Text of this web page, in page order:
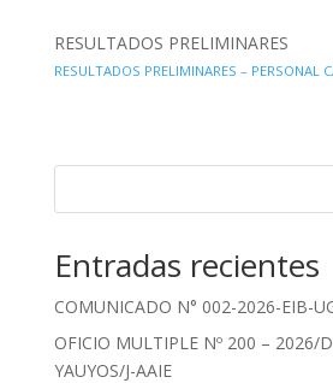
RESULTADOS PRELIMINARES
RESULTADOS PRELIMINARES – PERSONAL
Entradas recientes
COMUNICADO N° 002-2026-EIB-
OFICIO MULTIPLE Nº 200 – 2026/
YAUYOS/J-AAIE